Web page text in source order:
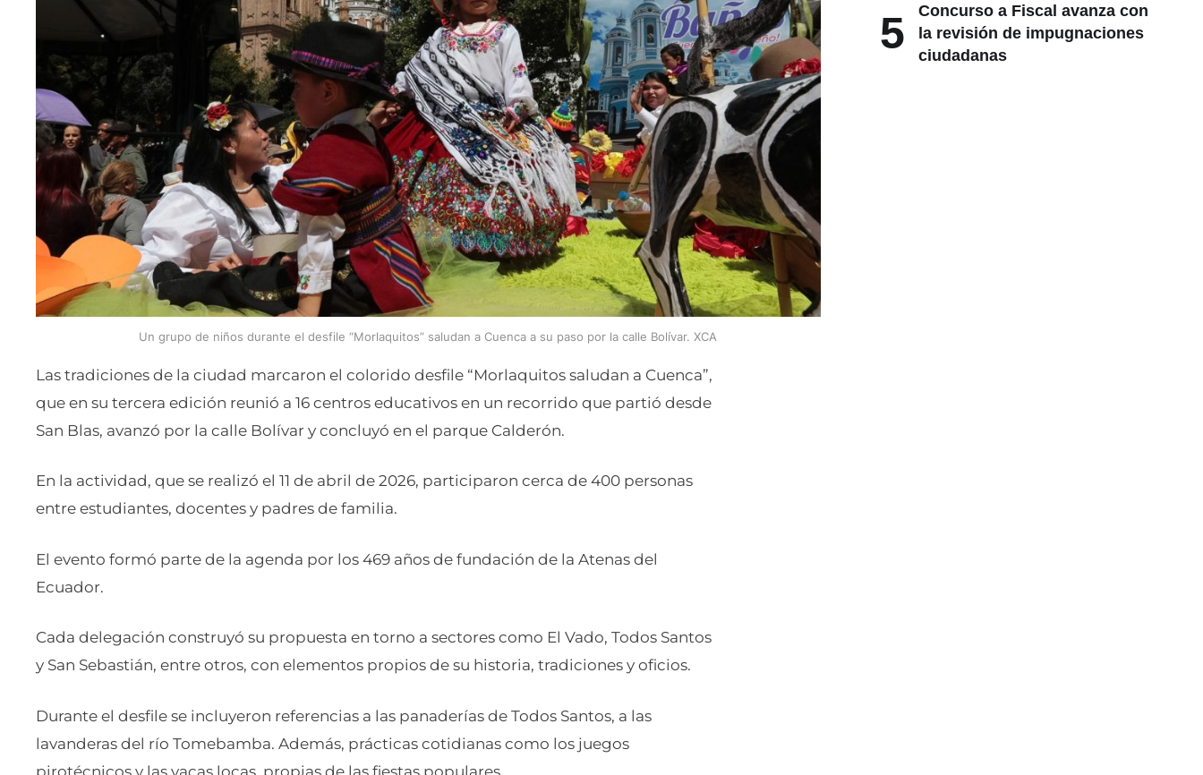
Un grupo de niños durante el desfile “Morlaquitos” saludan a Cuenca a su paso por la calle Bolívar. XCA
Las tradiciones de la ciudad marcaron el colorido desfile “Morlaquitos saludan a Cuenca”,
que en su tercera edición reunió a 16 centros educativos en un recorrido que partió desde
San Blas, avanzó por la calle Bolívar y concluyó en el parque Calderón.
En la actividad, que se realizó el 11 de abril de 2026, participaron cerca de 400 personas
entre estudiantes, docentes y padres de familia.
El evento formó parte de la agenda por los 469 años de fundación de la Atenas del
Ecuador.
Cada delegación construyó su propuesta en torno a sectores como El Vado, Todos Santos
y San Sebastián, entre otros, con elementos propios de su historia, tradiciones y oficios.
Durante el desfile se incluyeron referencias a las panaderías de Todos Santos, a las
lavanderas del río Tomebamba. Además, prácticas cotidianas como los juegos
pirotécnicos y las vacas locas, propias de las fiestas populares.
5
Concurso a Fiscal avanza con
la revisión de impugnaciones
ciudadanas